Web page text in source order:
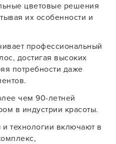
цветовые решения
их особенности и
профессиональный
достигая высоких
потребности даже
чем 90-летней
в индустрии красоты.
технологии включают в